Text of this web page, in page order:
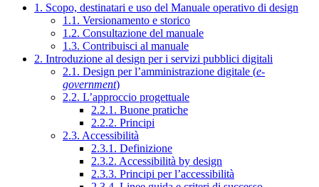
1. Scopo, destinatari e uso del Manuale operativo di design
1.1. Versionamento e storico
1.2. Consultazione del manuale
1.3. Contribuisci al manuale
2. Introduzione al design per i servizi pubblici digitali
2.1. Design per l’amministrazione digitale (e-
government)
2.2. L’approccio progettuale
2.2.1. Buone pratiche
2.2.2. Principi
2.3. Accessibilità
2.3.1. Definizione
2.3.2. Accessibilità by design
2.3.3. Principi per l’accessibilità